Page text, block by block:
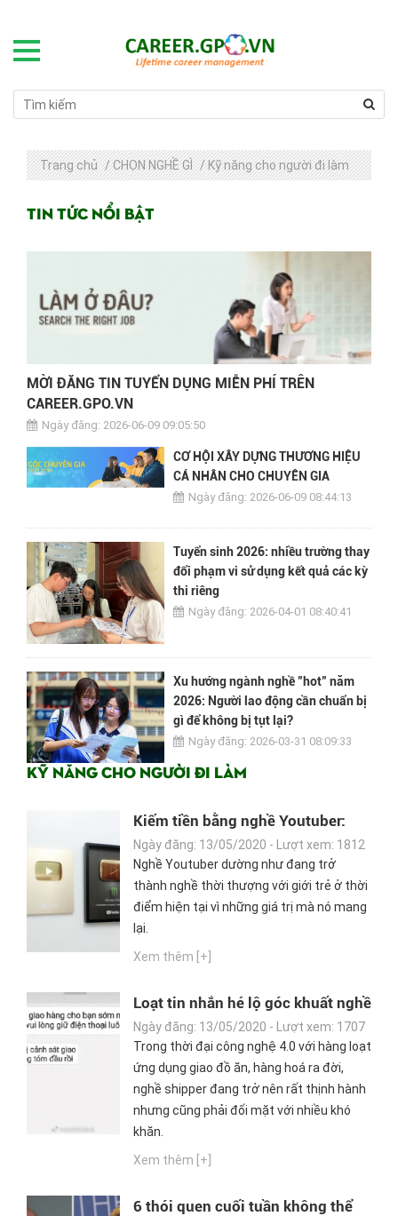
Trang chủ / CHỌN NGHỀ GÌ / Kỹ năng cho người đi làm
Tin tức nổi bật
MỜI ĐĂNG TIN TUYỂN DỤNG MIỄN PHÍ TRÊN
CAREER.GPO.VN
Ngày đăng: 2026-06-09 09:05:50
CƠ HỘI XÂY DỰNG THƯƠNG HIỆU
CÁ NHÂN CHO CHUYÊN GIA
Ngày đăng: 2026-06-09 08:44:13
Tuyển sinh 2026: nhiều trường thay
đổi phạm vi sử dụng kết quả các kỳ
thi riêng
Ngày đăng: 2026-04-01 08:40:41
Xu hướng ngành nghề "hot" năm
2026: Người lao động cần chuẩn bị
gì để không bị tụt lại?
Ngày đăng: 2026-03-31 08:09:33
Kỹ năng cho người đi làm
Kiếm tiền bằng nghề Youtuber:
cuộc chiến không dành cho những
"cái đầu sáo rỗng"
Ngày đăng: 13/05/2020 - Lượt xem: 1812
Nghề Youtuber dường như đang trở
thành nghề thời thượng với giới trẻ ở thời
điểm hiện tại vì những giá trị mà nó mang
lại.
Xem thêm [+]
Loạt tin nhắn hé lộ góc khuất nghề
shipper: Bị chủ quán hành hung vì
giục quá nhiều, khách bùng hàng
không một lời xin lỗi
Ngày đăng: 13/05/2020 - Lượt xem: 1707
Trong thời đại công nghệ 4.0 với hàng loạt
ứng dụng giao đồ ăn, hàng hoá ra đời,
nghề shipper đang trở nên rất thịnh hành
nhưng cũng phải đối mặt với nhiều khó
khăn.
Xem thêm [+]
6 thói quen cuối tuần không thể